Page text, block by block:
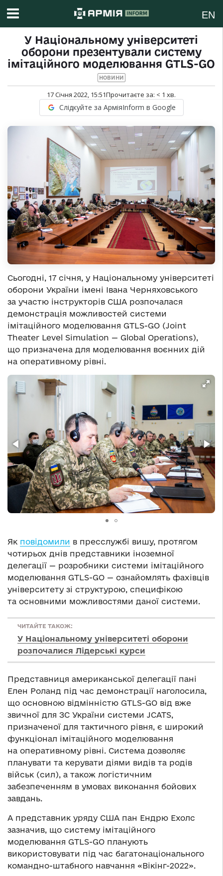
EN
У Національному університеті
оборони презентували систему
імітаційного моделювання GTLS-GO
НОВИНИ
17 Січня 2022, 15:51Прочитаєте за: < 1 хв.
Слідкуйте за АрміяInform в Google
Сьогодні, 17 січня, у Національному університеті
оборони України імені Івана Черняховського
за участю інструкторів США розпочалася
демонстрація можливостей системи
імітаційного моделювання GTLS-GO (Joint
Theater Level Simulation — Global Operations),
що призначена для моделювання воєнних дій
на оперативному рівні.
Як повідомили в пресслужбі вишу, протягом
чотирьох днів представники іноземної
делегації — розробники системи імітаційного
моделювання GTLS-GO — ознайомлять фахівців
університету зі структурою, специфікою
та основними можливостями даної системи.
ЧИТАЙТЕ ТАКОЖ:
У Національному університеті оборони
розпочалися Лідерські курси
Представниця американської делегації пані
Елен Роланд під час демонстрації наголосила,
що основною відмінністю GTLS-GO від вже
звичної для ЗС України системи JCATS,
призначеної для тактичного рівня, є широкий
функціонал імітаційного моделювання
на оперативному рівні. Система дозволяє
планувати та керувати діями видів та родів
військ (сил), а також логістичним
забезпеченням в умовах виконання бойових
завдань.
А представник уряду США пан Ендрю Ехолс
зазначив, що систему імітаційного
моделювання GTLS-GO планують
використовувати під час багатонаціонального
командно-штабного навчання «Вікінг-2022».